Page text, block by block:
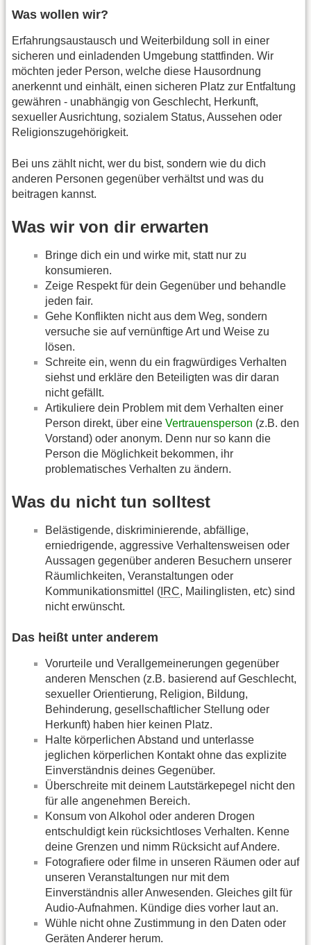
Was wollen wir?
Erfahrungsaustausch und Weiterbildung soll in einer
sicheren und einladenden Umgebung stattfinden. Wir
möchten jeder Person, welche diese Hausordnung
anerkennt und einhält, einen sicheren Platz zur Entfaltung
gewähren - unabhängig von Geschlecht, Herkunft,
sexueller Ausrichtung, sozialem Status, Aussehen oder
Religionszugehörigkeit.
Bei uns zählt nicht, wer du bist, sondern wie du dich
anderen Personen gegenüber verhältst und was du
beitragen kannst.
Was wir von dir erwarten
Bringe dich ein und wirke mit, statt nur zu
konsumieren.
Zeige Respekt für dein Gegenüber und behandle
jeden fair.
Gehe Konflikten nicht aus dem Weg, sondern
versuche sie auf vernünftige Art und Weise zu
lösen.
Schreite ein, wenn du ein fragwürdiges Verhalten
siehst und erkläre den Beteiligten was dir daran
nicht gefällt.
Artikuliere dein Problem mit dem Verhalten einer
Person direkt, über eine Vertrauensperson (z.B. den
Vorstand) oder anonym. Denn nur so kann die
Person die Möglichkeit bekommen, ihr
problematisches Verhalten zu ändern.
Was du nicht tun solltest
Belästigende, diskriminierende, abfällige,
erniedrigende, aggressive Verhaltensweisen oder
Aussagen gegenüber anderen Besuchern unserer
Räumlichkeiten, Veranstaltungen oder
Kommunikationsmittel ( IRC, Mailinglisten, etc) sind
nicht erwünscht.
Das heißt unter anderem
Vorurteile und Verallgemeinerungen gegenüber
anderen Menschen (z.B. basierend auf Geschlecht,
sexueller Orientierung, Religion, Bildung,
Behinderung, gesellschaftlicher Stellung oder
Herkunft) haben hier keinen Platz.
Halte körperlichen Abstand und unterlasse
jeglichen körperlichen Kontakt ohne das explizite
Einverständnis deines Gegenüber.
Überschreite mit deinem Lautstärkepegel nicht den
für alle angenehmen Bereich.
Konsum von Alkohol oder anderen Drogen
entschuldigt kein rücksichtloses Verhalten. Kenne
deine Grenzen und nimm Rücksicht auf Andere.
Fotografiere oder filme in unseren Räumen oder auf
unseren Veranstaltungen nur mit dem
Einverständnis aller Anwesenden. Gleiches gilt für
Audio-Aufnahmen. Kündige dies vorher laut an.
Wühle nicht ohne Zustimmung in den Daten oder
Geräten Anderer herum.